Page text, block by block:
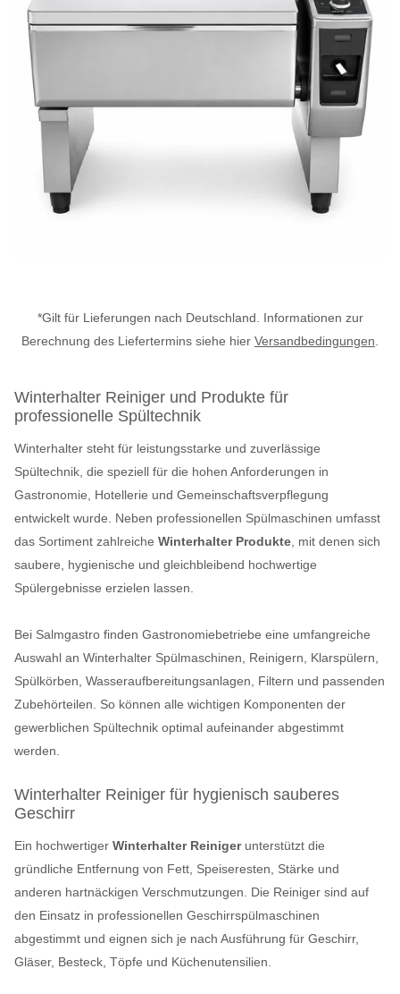
*Gilt für Lieferungen nach Deutschland. Informationen zur
Berechnung des Liefertermins siehe hier Versandbedingungen
Winterhalter Reiniger und Produkte für
professionelle Spültechnik
Winterhalter steht für leistungsstarke und zuverlässige
Spültechnik, die speziell für die hohen Anforderungen in
Gastronomie, Hotellerie und Gemeinschaftsverpflegung
entwickelt wurde. Neben professionellen Spülmaschinen umfasst
das Sortiment zahlreiche Winterhalter Produkte , mit denen sich
saubere, hygienische und gleichbleibend hochwertige
Spülergebnisse erzielen lassen.
Bei Salmgastro finden Gastronomiebetriebe eine umfangreiche
Auswahl an Winterhalter Spülmaschinen, Reinigern, Klarspülern,
Spülkörben, Wasseraufbereitungsanlagen, Filtern und passenden
Zubehörteilen. So können alle wichtigen Komponenten der
gewerblichen Spültechnik optimal aufeinander abgestimmt
werden.
Winterhalter Reiniger für hygienisch sauberes
Geschirr
Ein hochwertiger Winterhalter Reinigerunterstützt die
gründliche Entfernung von Fett, Speiseresten, Stärke und
anderen hartnäckigen Verschmutzungen. Die Reiniger sind auf
den Einsatz in professionellen Geschirrspülmaschinen
abgestimmt und eignen sich je nach Ausführung für Geschirr,
Gläser, Besteck, Töpfe und Küchenutensilien.